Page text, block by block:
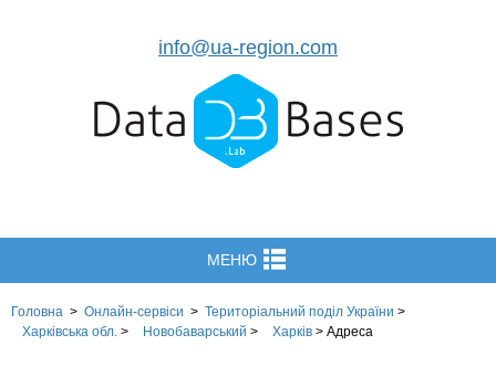
info@ua-region.com
МЕНЮ
Головна > Онлайн-сервіси > Територіальний поділ України >
Харківська обл. > Новобаварський > Харків > Адреса